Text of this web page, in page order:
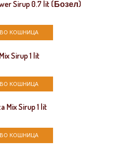
Sirup 0.7 lit (Бозел)
КОШНИЦА
Sirup 1 lit
КОШНИЦА
Mix Sirup 1 lit
КОШНИЦА